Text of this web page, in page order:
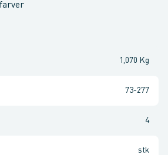
1,070 Kg
73-277
4
stk